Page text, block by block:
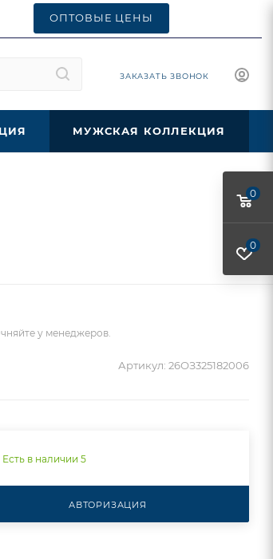
ОПТОВЫЕ ЦЕНЫ
ЗАКАЗАТЬ ЗВОНОК
МУЖСКАЯ КОЛЛЕКЦИЯ
Артикул: 26ОЗ325182006
Есть в наличии 5
АВТОРИЗАЦИЯ
у менеджеров.
0
0